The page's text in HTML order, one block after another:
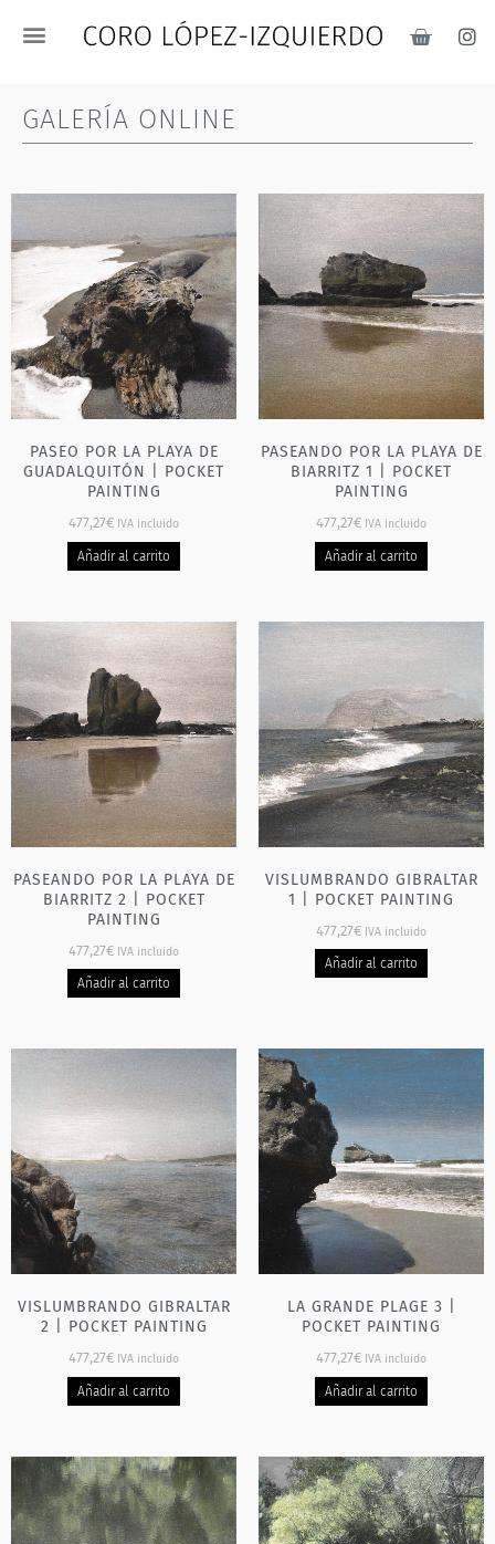
GALERÍA ONLINE
PASEO POR LA PLAYA DE
GUADALQUITÓN | POCKET
PAINTING
477,27€ IVA incluido
Añadir al carrito
PASEANDO POR LA PLAYA DE
BIARRITZ 1 | POCKET
PAINTING
477,27€ IVA incluido
Añadir al carrito
PASEANDO POR LA PLAYA DE
BIARRITZ 2 | POCKET
PAINTING
477,27€ IVA incluido
Añadir al carrito
VISLUMBRANDO GIBRALTAR
1 | POCKET PAINTING
477,27€ IVA incluido
Añadir al carrito
VISLUMBRANDO GIBRALTAR
2 | POCKET PAINTING
477,27€ IVA incluido
Añadir al carrito
LA GRANDE PLAGE 3 |
POCKET PAINTING
477,27€ IVA incluido
Añadir al carrito